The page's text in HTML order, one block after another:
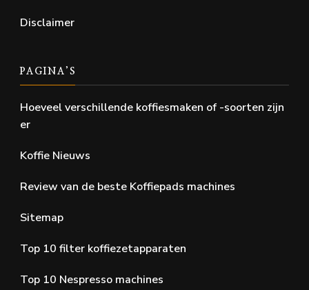
Disclaimer
PAGINA’S
Hoeveel verschillende koffiesmaken of -soorten zijn
er
Koffie Nieuws
Review van de beste Koffiepads machines
Sitemap
Top 10 filter koffiezetapparaten
Top 10 Nespresso machines